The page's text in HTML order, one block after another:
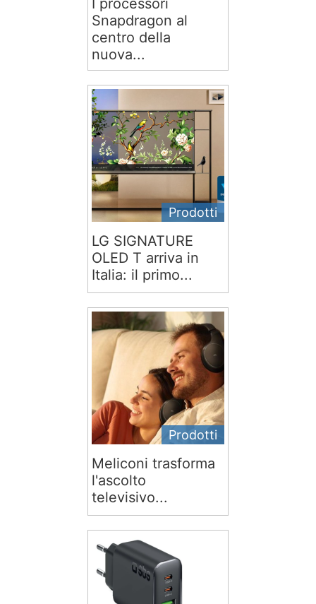
I processori
Snapdragon al
centro della
nuova...
Prodotti
LG SIGNATURE
OLED T arriva in
Italia: il primo...
Prodotti
Meliconi trasforma
l'ascolto
televisivo...